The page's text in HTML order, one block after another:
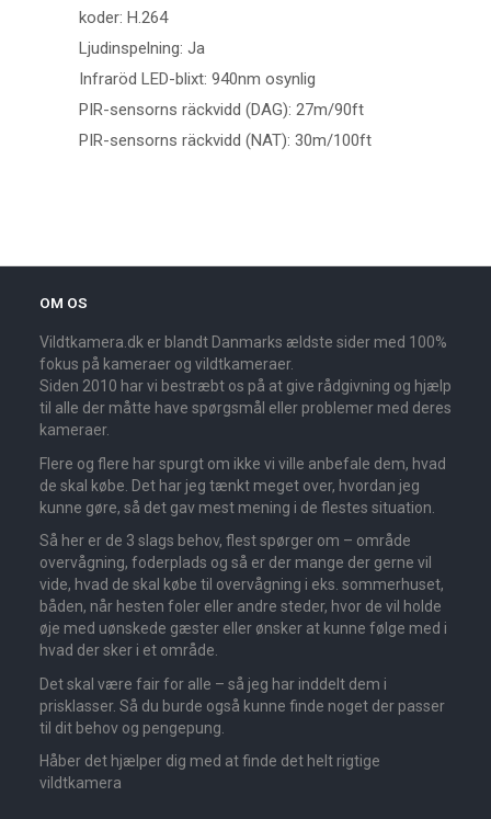
koder: H.264
Ljudinspelning: Ja
Infraröd LED-blixt: 940nm osynlig
PIR-sensorns räckvidd (DAG): 27m/90ft
PIR-sensorns räckvidd (NAT): 30m/100ft
OM OS
Vildtkamera.dk er blandt Danmarks ældste sider med 100%
fokus på kameraer og vildtkameraer.
Siden 2010 har vi bestræbt os på at give rådgivning og hjælp
til alle der måtte have spørgsmål eller problemer med deres
kameraer.
Flere og flere har spurgt om ikke vi ville anbefale dem, hvad
de skal købe. Det har jeg tænkt meget over, hvordan jeg
kunne gøre, så det gav mest mening i de flestes situation.
Så her er de 3 slags behov, flest spørger om – område
overvågning, foderplads og så er der mange der gerne vil
vide, hvad de skal købe til overvågning i eks. sommerhuset,
båden, når hesten foler eller andre steder, hvor de vil holde
øje med uønskede gæster eller ønsker at kunne følge med i
hvad der sker i et område.
Det skal være fair for alle – så jeg har inddelt dem i
prisklasser. Så du burde også kunne finde noget der passer
til dit behov og pengepung.
Håber det hjælper dig med at finde det helt rigtige
vildtkamera